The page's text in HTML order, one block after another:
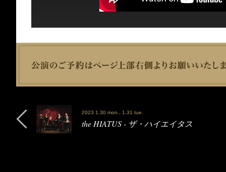
2023 1.30 mon., 1.31 tue.
the HIATUS - ザ・ハイエイタス